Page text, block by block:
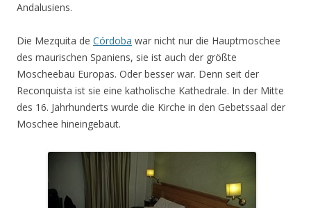
Andalusiens.
Die Mezquita de Córdoba war nicht nur die Hauptmoschee
des maurischen Spaniens, sie ist auch der größte
Moscheebau Europas. Oder besser war. Denn seit der
Reconquista ist sie eine katholische Kathedrale. In der Mitte
des 16. Jahrhunderts wurde die Kirche in den Gebetssaal der
Moschee hineingebaut.